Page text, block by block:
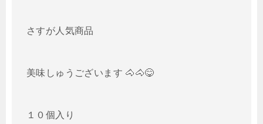
さすが人気商品
美味しゅうございます 🐴🐴😋
１０個入り